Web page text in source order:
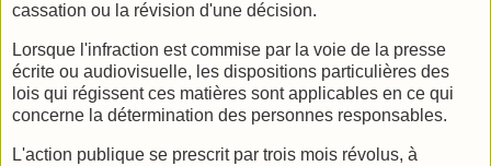
cassation ou la révision d'une décision.
Lorsque l'infraction est commise par la voie de la presse
écrite ou audiovisuelle, les dispositions particulières des
lois qui régissent ces matières sont applicables en ce qui
concerne la détermination des personnes responsables.
L'action publique se prescrit par trois mois révolus, à